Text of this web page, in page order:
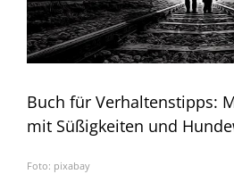
Buch für Verhaltenstipps:
mit Süßigkeiten und
Foto: pixabay